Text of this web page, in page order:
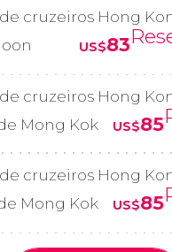
cruzeiros Hong
US$83
cruzeiros Hong
Mong Kok
US$85
cruzeiros Hong
Mong Kok
US$85